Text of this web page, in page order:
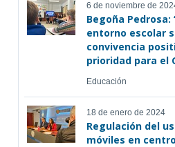
6 de noviembre de
Begoña Pedrosa:
entorno escolar
convivencia
prioridad para el
Educación
18 de enero de 2024
Regulación del
móviles en